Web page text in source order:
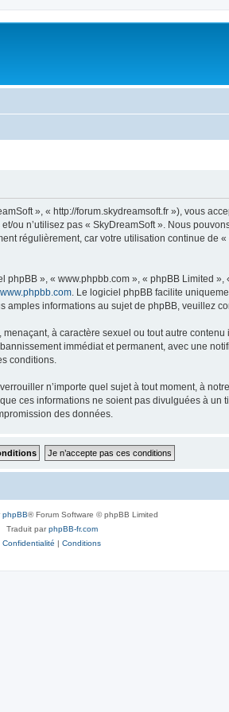
», « http://forum.skydreamsoft.fr »), vous
ou n’utilisez pas « SkyDreamSoft ». Nous
régulièrement, car votre utilisation continue de
», « www.phpbb.com », « phpBB Limited
www.phpbb.com. Le logiciel phpBB facilite
amples informations au sujet de phpBB, veuillez
à caractère sexuel ou tout autre
immédiat et permanent, avec une
conditions.
n’importe quel sujet à tout moment, à
ces informations ne soient pas divulguées à un
des données.
phpBB® Forum Software © phpBB Limited
Traduit parphpBB-fr.com
Confidentialité | Conditions